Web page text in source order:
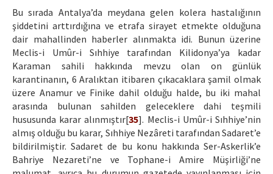
Bu sırada Antalya’da meydana gelen kolera hastalığının
şiddetini arttırdığına ve etrafa sirayet etmekte olduğuna
dair mahallinden haberler alınmakta idi. Bunun üzerine
Meclis-i Umûr-i Sıhhiye tarafından Kilidonya’ya kadar
Karaman sahili hakkında mevzu olan on günlük
karantinanın, 6 Aralıktan itibaren çıkacaklara şamil olmak
üzere Anamur ve Finike dahil olduğu halde, bu iki mahal
arasında bulunan sahilden geleceklere dahi teşmili
hususunda karar alınmıştır[35]. Meclis-i Umûr-i Sıhhiye’nin
almış olduğu bu karar, Sıhhiye Nezâreti tarafından Sadaret’e
bildirilmiştir. Sadaret de bu konu hakkında Ser-Askerlik’e
Bahriye Nezareti’ne ve Tophane-i Amire Müşirliği’ne